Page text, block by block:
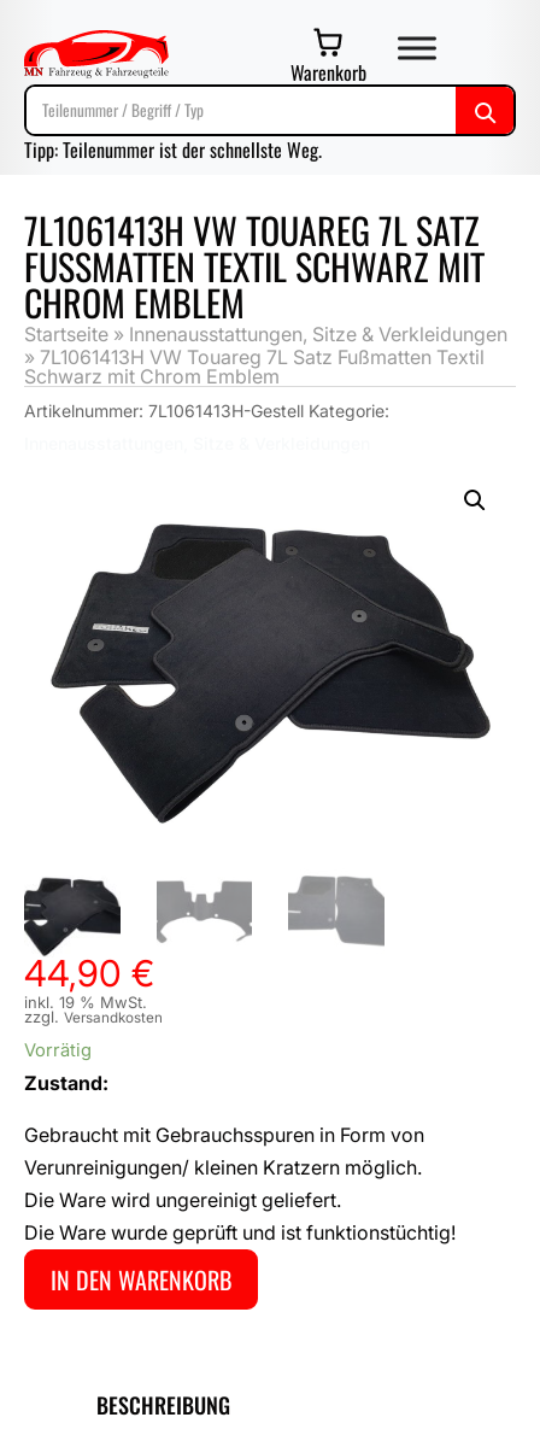
Warenkorb
Tipp: Teilenummer ist der schnellste Weg.
7L1061413H VW TOUAREG 7L SATZ
FUSSMATTEN TEXTIL SCHWARZ MIT C
HROM EMBLEM
Startseite » Innenausstattungen, Sitze & Verkleidungen
» 7L1061413H VW Touareg 7L Satz Fußmatten Textil
Schwarz mit Chrom Emblem
Artikelnummer: 7L1061413H-Gestell Kategorie:
44,90 €
inkl. 19 % MwSt.
zzgl. Versandkosten
Vorrätig
Zustand:
Gebraucht mit Gebrauchsspuren in Form von
Verunreinigungen/ kleinen Kratzern möglich.
Die Ware wird ungereinigt geliefert.
Die Ware wurde geprüft und ist funktionstüchtig!
IN DEN WARENKORB
BESCHREIBUNG